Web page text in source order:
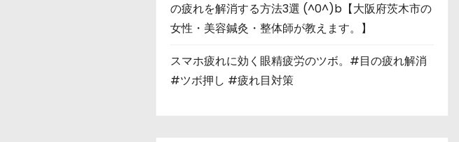
の疲れを解消する方法3選 (^0^)b【大阪府茨木市の
女性・美容鍼灸・整体師が教えます。】
スマホ疲れに効く眼精疲労のツボ。#目の疲れ解消
#ツボ押し #疲れ目対策